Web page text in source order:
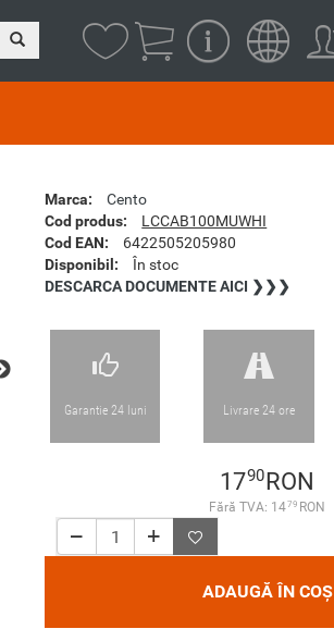
Marca:
Cento
Cod produs:
LCCAB100MUWHI
Cod EAN:
6422505205980
Disponibil:
În stoc
DESCARCA DOCUMENTE AICI ❯❯❯
Garantie 24 luni Livrare 24 ore
1790RON
Fără TVA: 1479 RON
ADAUGĂ ÎN COȘ